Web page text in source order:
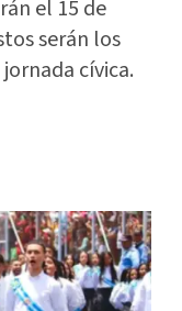
el 15 de
serán los
cívica.